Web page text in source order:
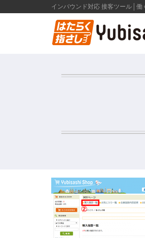
インバウンド対応 接客ツール│